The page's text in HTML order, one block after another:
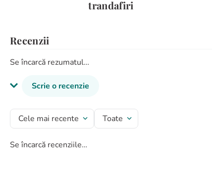
trandafiri
Recenzii
Se încarcă rezumatul…
Scrie o recenzie
Titlu recenzie
Cele mai recente Toate
Se încarcă recenziile…